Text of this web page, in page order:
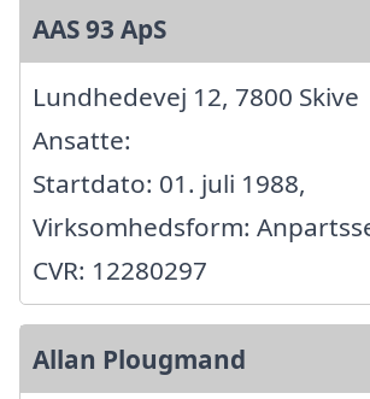
AAS 93 ApS
Lundhedevej 12, 7800 Skive
Ansatte:
Startdato: 01. juli 1988,
Virksomhedsform:
CVR: 12280297
Allan Plougmand